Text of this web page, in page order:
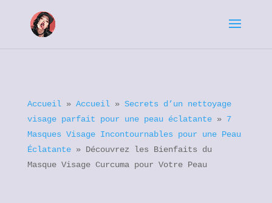
Accueil» Accueil» Secrets d’un nettoyage
visage parfait pour une peau éclatante» 7
Masques Visage Incontournables pour une Peau
Éclatante» Découvrez les Bienfaits du
Masque Visage Curcuma pour Votre Peau